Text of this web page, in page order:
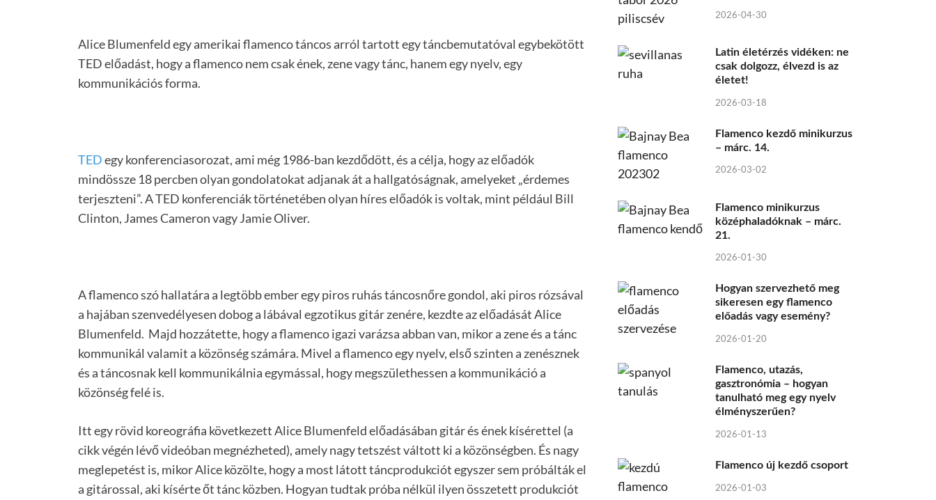
Alice Blumenfeld egy amerikai flamenco táncos arról tartott egy táncbemutatóval egybekötött
TED előadást, hogy a flamenco nem csak ének, zene vagy tánc, hanem egy nyelv, egy
kommunikációs forma.
TEDegy konferenciasorozat, ami még 1986-ban kezdődött, és a célja, hogy az előadók
mindössze 18 percben olyan gondolatokat adjanak át a hallgatóságnak, amelyeket „érdemes
terjeszteni”. A TED konferenciák történetében olyan híres előadók is voltak, mint például Bill
Clinton, James Cameron vagy Jamie Oliver.
A flamenco szó hallatára a legtöbb ember egy piros ruhás táncosnőre gondol, aki piros rózsával
a hajában szenvedélyesen dobog a lábával egzotikus gitár zenére, kezdte az előadását Alice
Blumenfeld. Majd hozzátette, hogy a flamenco igazi varázsa abban van, mikor a zene és a tánc
kommunikál valamit a közönség számára. Mivel a flamenco egy nyelv, első szinten a zenésznek
és a táncosnak kell kommunikálnia egymással, hogy megszülethessen a kommunikáció a
közönség felé is.
Itt egy rövid koreográfia következett Alice Blumenfeld előadásában gitár és ének kísérettel (a
cikk végén lévő videóban megnézheted), amely nagy tetszést váltott ki a közönségben. És nagy
meglepetést is, mikor Alice közölte, hogy a most látott táncprodukciót egyszer sem próbálták el
a gitárossal, aki kísérte őt tánc közben. Hogyan tudtak próba nélkül ilyen összetett produkciót
2026-04-30
Latin életérzés vidéken: ne
csak dolgozz, élvezd is az
életet!
2026-03-18
Flamenco kezdő minikurzus
– márc. 14.
2026-03-02
Flamenco minikurzus
középhaladóknak – márc.
21.
2026-01-30
Hogyan szervezhető meg
sikeresen egy flamenco
előadás vagy esemény?
2026-01-20
Flamenco, utazás,
gasztronómia – hogyan
tanulható meg egy nyelv
élményszerűen?
2026-01-13
Flamenco új kezdő csoport
2026-01-03